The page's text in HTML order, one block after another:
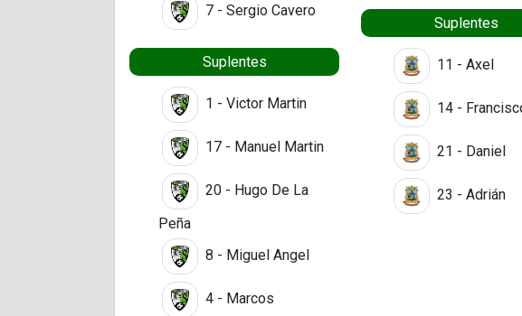
7 - Sergio Cavero
Suplentes
1 - Victor Martin
17 - Manuel Martin
20 - Hugo De La
Peña
8 - Miguel Angel
4 - Marcos
Suplentes
11 - Axel
14 -
21 - Daniel
23 - Adrián